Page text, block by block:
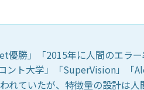
優勝」「2015年に人間のエラ
ント大学」「SuperVision」「
れていたが、特徴量の設計は